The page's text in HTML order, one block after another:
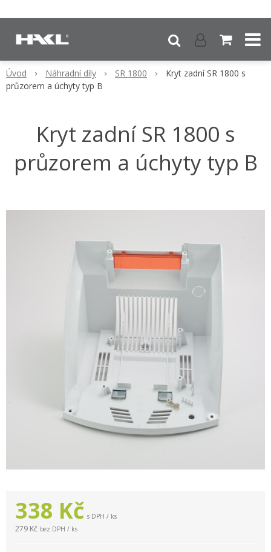
Úvod Náhradní díly SR 1800
Kryt zadní SR 1800 s
průzorem a úchyty typ B
Kryt zadní SR 1800 s
průzorem a úchyty typ B
338 Kč s DPH / ks
279 Kč bez DPH / ks